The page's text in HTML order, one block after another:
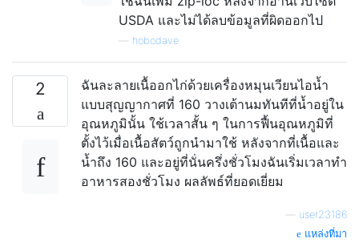
USDA และไม่ได้ลบข้อมูลที่ผิดออกไป
hobodave
2
ฉันละลายเนื้ออกไก่ด้วยเครื่องหมุนเวียนไอน้ำ
แบบสุญญากาศที่ 160 วางเต้านมทันทีที่น้ำอยู่ใน
อุณหภูมินั้น ใช้เวลาสั้น ๆ ในการฟื้นอุณหภูมิที่
ตั้งไว้เมื่อเนื้อสัตว์ถูกนำมาใช้ หลังจากที่เนื้อและ
น้ำถึง 160 และอยู่ที่นั่นครึ่งชั่วโมงฉันเริ่มเวลาทำ
อาหารสองชั่วโมง ผลลัพธ์ที่ยอดเยี่ยม
user23186
แหล่งที่มา